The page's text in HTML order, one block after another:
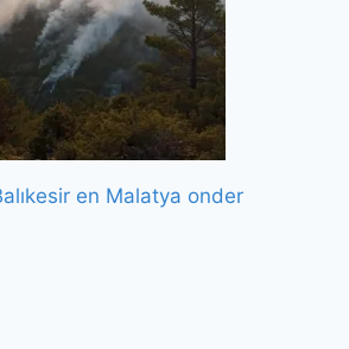
en Malatya onder